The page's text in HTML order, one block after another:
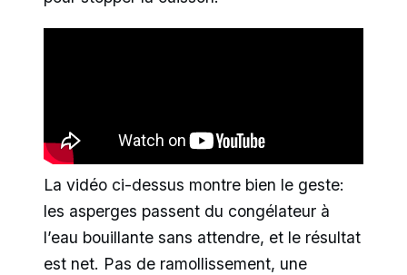
La vidéo ci-dessus montre bien le geste:
les asperges passent du congélateur à
l’eau bouillante sans attendre, et le résultat
est net. Pas de ramollissement, une